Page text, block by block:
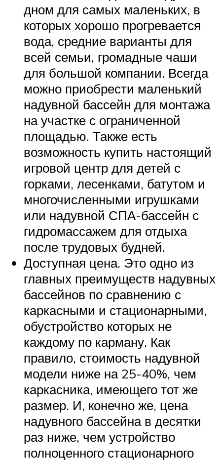
дном для самых маленьких, в
которых хорошо прогревается
вода, средние варианты для
всей семьи, громадные чаши
для большой компании. Всегда
можно приобрести маленький
надувной бассейн для монтажа
на участке с ограниченной
площадью. Также есть
возможность купить настоящий
игровой центр для детей с
горками, лесенками, батутом и
многочисленными игрушками
или надувной СПА-бассейн с
гидромассажем для отдыха
после трудовых будней.
Доступная цена. Это одно из
главных преимуществ надувных
бассейнов по сравнению с
каркасными и стационарными,
обустройство которых не
каждому по карману. Как
правило, стоимость надувной
модели ниже на 25-40%, чем
каркасника, имеющего тот же
размер. И, конечно же, цена
надувного бассейна в десятки
раз ниже, чем устройство
полноценного стационарного